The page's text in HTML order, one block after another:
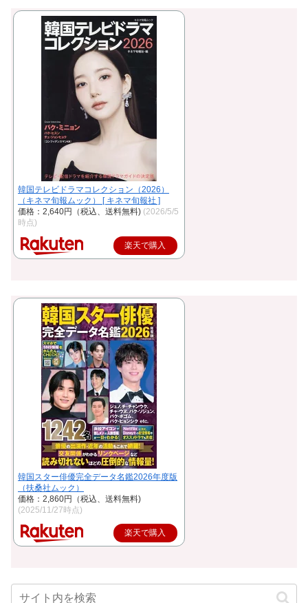
韓国テレビドラマコレクション（2026）
（キネマ旬報ムック） [ キネマ旬報社 ]
価格：2,640円（税込、送料無料) (2026/5/5
時点)
楽天で購入
韓国スター俳優完全データ名鑑2026年度版
（扶桑社ムック）
価格：2,860円（税込、送料無料)
(2025/11/27時点)
楽天で購入